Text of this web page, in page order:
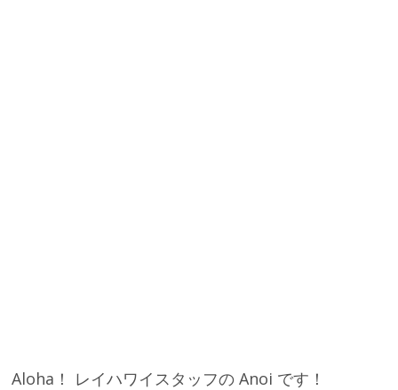
Aloha！ レイハワイスタッフの Anoi です！